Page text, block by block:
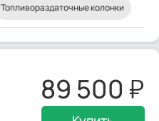
Топливораздаточные колонки
89 500